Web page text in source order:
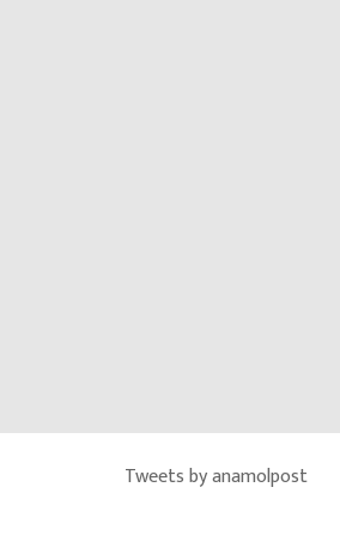
Tweets by anamolpost